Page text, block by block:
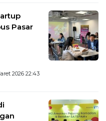
Pasar
2026 22:43